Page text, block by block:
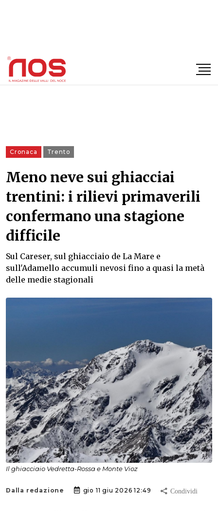
Cronaca Trento
Meno neve sui ghiacciai
trentini: i rilievi primaverili
confermano una stagione
difficile
Sul Careser, sul ghiacciaio de La Mare e
sull'Adamello accumuli nevosi fino a quasi la metà
delle medie stagionali
Il ghiacciaio Vedretta-Rossa e Monte Vioz
Dalla redazione gio 11 giu 2026 12:49